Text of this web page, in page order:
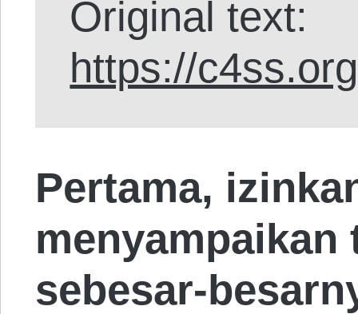
Original text:
https://
Pertama,
menyampaikan
sebesar-